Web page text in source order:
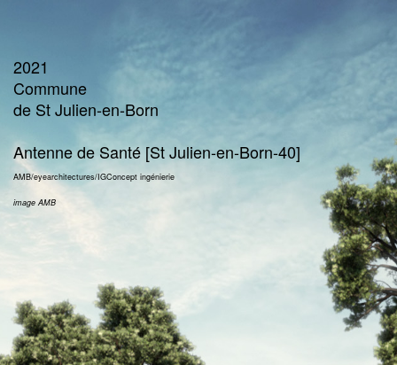
2021
Commune
de St Julien-en-Born
Antenne de Santé [St Julien-en-Born-40]
AMB/eyearchitectures/IGConcept ingénierie
image AMB